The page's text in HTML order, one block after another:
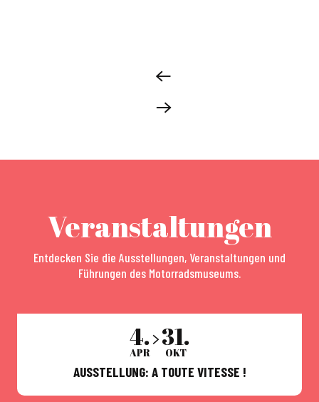
Veranstaltungen
Entdecken Sie die Ausstellungen, Veranstaltungen und
Führungen des Motorradsmuseums.
4.
APR
31.
OKT
AUSSTELLUNG: A TOUTE VITESSE !